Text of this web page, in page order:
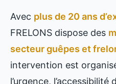
Avec plus de 20 ans
FRELONS dispose des
secteur guêpes et
intervention est
l’urgence,